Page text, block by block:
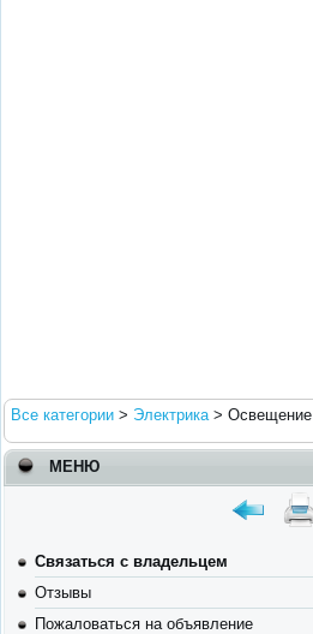
Все категории > Электрика> Освещение
МЕНЮ
Связаться с владельцем
Отзывы
Пожаловаться на объявление